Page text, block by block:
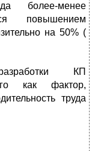
более-менее
повышением
на 50% (
КП
как фактор,
труда